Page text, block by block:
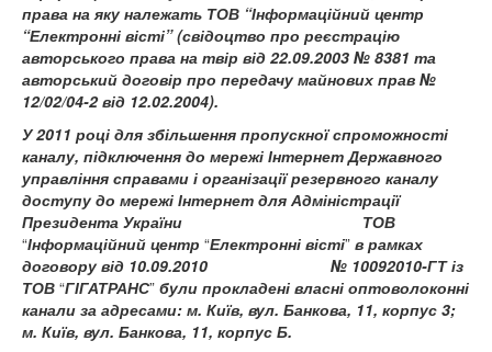
права на яку належать ТОВ “Інформаційний центр
“Електронні вісті” (свідоцтво про реєстрацію
авторського права на твір від 22.09.2003 № 8381 та
авторський договір про передачу майнових прав №
12/02/04-2 від 12.02.2004).
У 2011 році для збільшення пропускної спроможності
каналу, підключення до мережі Інтернет Державного
управління справами і організації резервного каналу
доступу до мережі Інтернет для Адміністрації
Президента України ТОВ
“Інформаційний центр “Електронні вісті” в рамках
договору від 10.09.2010 № 10092010-ГТ із
ТОВ “ГІГАТРАНС” були прокладені власні оптоволоконні
канали за адресами: м. Київ, вул. Банкова, 11, корпус 3;
м. Київ, вул. Банкова, 11, корпус Б.